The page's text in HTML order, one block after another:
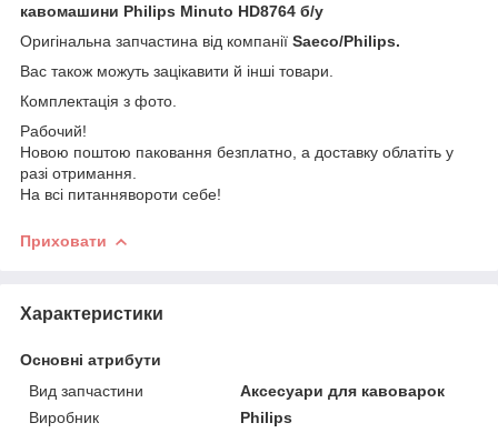
кавомашини Philips Minuto HD8764 б/у
Оригінальна запчастина від компанії Saeco/Philips.
Вас також можуть зацікавити й інші товари.
Комплектація з фото.
Рабочий!
Новою поштою паковання безплатно, а доставку облатіть у
разі отримання.
На всі питаннявороти себе!
Приховати
Характеристики
Основні атрибути
Вид запчастини
Аксесуари для кавоварок
Виробник
Philips